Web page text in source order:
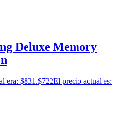
Deluxe Memory
era: $831.$722El precio actual es: